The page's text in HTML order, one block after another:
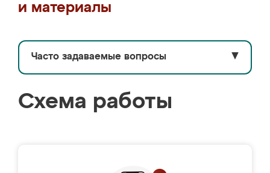
и материалы
Часто задаваемые вопросы ▼
Схема работы